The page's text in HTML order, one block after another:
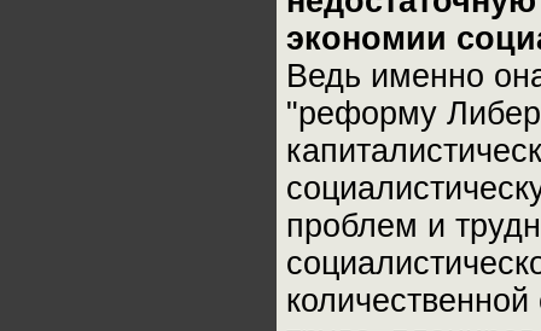
экономии
Ведь именно
"реформу
проблем и